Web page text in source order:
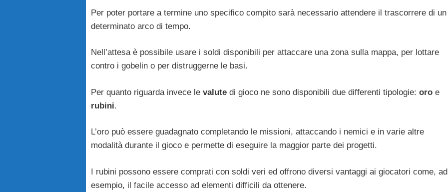
Per poter portare a termine uno specifico compito sarà necessario attendere il trascorrere di un
determinato arco di tempo.
Nell’attesa è possibile usare i soldi disponibili per attaccare una zona sulla mappa, per lottare
contro i gobelin o per distruggerne le basi.
Per quanto riguarda invece le valute di gioco ne sono disponibili due differenti tipologie: oro e
rubini.
L’oro può essere guadagnato completando le missioni, attaccando i nemici e in varie altre
modalità durante il gioco e permette di eseguire la maggior parte dei progetti.
I rubini possono essere comprati con soldi veri ed offrono diversi vantaggi ai giocatori come, ad
esempio, il facile accesso ad elementi difficili da ottenere.